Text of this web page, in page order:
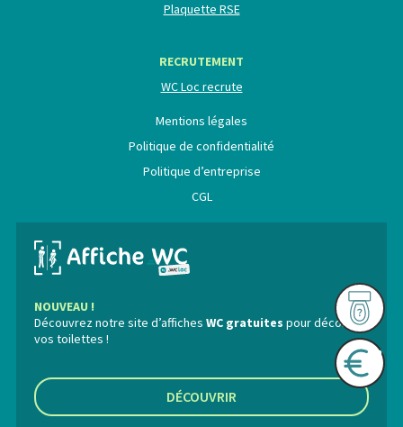
Plaquette RSE
RECRUTEMENT
WC Loc recrute
Mentions légales
Politique de confidentialité
Politique d’entreprise
CGL
NOUVEAU !
Découvrez notre site d’affiches WC gratuites pour décorer
vos toilettes !
DÉCOUVRIR